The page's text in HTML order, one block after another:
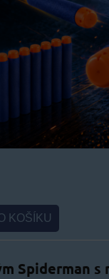
KOŠÍKU
Spiderman s